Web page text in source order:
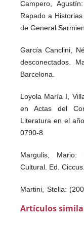
Campero,
Rapado a
de General
García Canclini,
desconectados.
Barcelona.
Loyola María I,
en Actas del
Literatura en el
0790-8.
Margulis, Mario:
Cultural. Ed.
Martini, Stella:
Gayol, S. Y
Artículos